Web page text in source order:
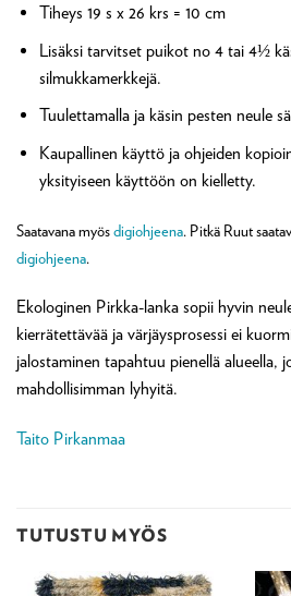
Tiheys 19 s x 26 krs = 10 cm
Lisäksi tarvitset puikot no 4 tai 4½
silmukkamerkkejä.
Tuulettamalla ja käsin pesten neule
Kaupallinen käyttö ja ohjeiden
yksityiseen käyttöön on kielletty.
Saatavana myösdigiohjeena. Pitkä Ruut
digiohjeena.
Ekologinen Pirkka-lanka sopii hyvin
kierrätettävää ja värjäysprosessi ei
jalostaminen tapahtuu pienellä alueella,
mahdollisimman lyhyitä.
Taito Pirkanmaa
TUTUSTU MYÖS